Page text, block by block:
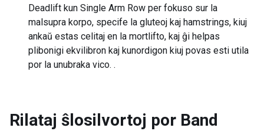
Deadlift kun Single Arm Row per fokuso sur la
malsupra korpo, specife la gluteoj kaj hamstrings, kiuj
ankaŭ estas celitaj en la mortlifto, kaj ĝi helpas
plibonigi ekvilibron kaj kunordigon kiuj povas esti utila
por la unubraka vico. .
Rilataj ŝlosilvortoj por Band